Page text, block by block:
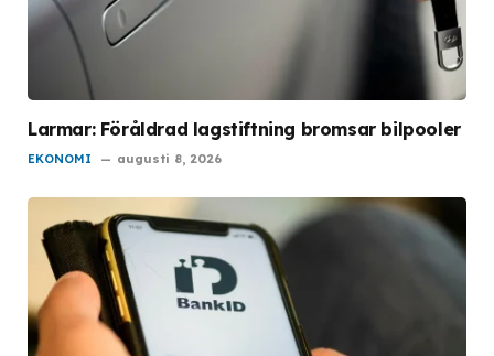
Larmar: Föråldrad lagstiftning bromsar bilpooler
EKONOMI augusti 8, 2026